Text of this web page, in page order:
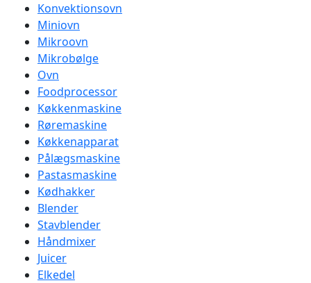
Konvektionsovn
Miniovn
Mikroovn
Mikrobølge
Ovn
Foodprocessor
Køkkenmaskine
Røremaskine
Køkkenapparat
Pålægsmaskine
Pastasmaskine
Kødhakker
Blender
Stavblender
Håndmixer
Juicer
Elkedel